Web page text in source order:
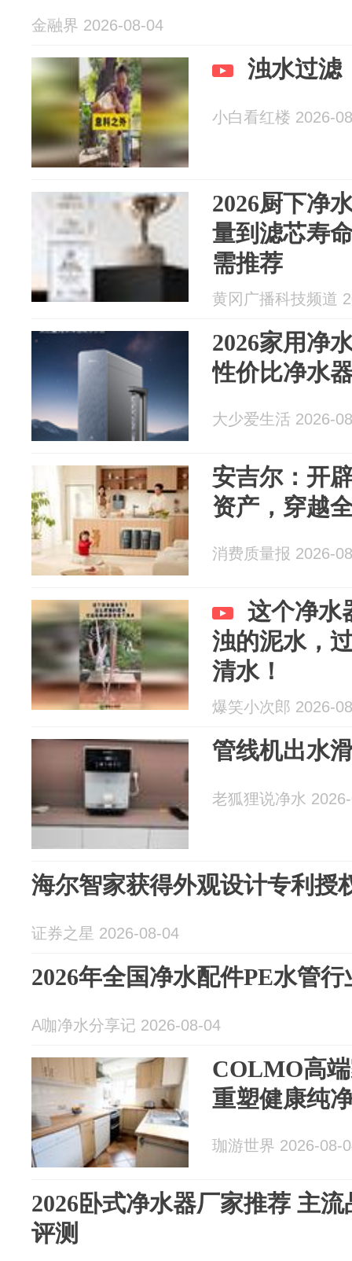
金融界 2026-08-04
浊水过滤
小白看红楼 2026-
2026厨下净
量到滤芯寿
需推荐
黄冈广播科技频道
2026家用净
性价比净水
大少爱生活 2026-
安吉尔：开
资产，穿越
消费质量报 2026-
这个净水
浊的泥水，
清水！
爆笑小次郎 2026-
管线机出水
老狐狸说净水
海尔智家获得外观设计专利授
证券之星 2026-08-04
2026年全国净水配件PE水管
A咖净水分享记 2026-08-04
COLMO高
重塑健康纯
珈游世界 2026-08-
2026卧式净水器厂家推荐 主
评测